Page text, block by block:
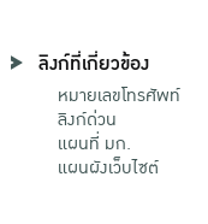
ลิงก์ที่เกี่ยวข้อง
หมายเลขโทรศัพท์
ลิงก์ด่วน
แผนที่ มก.
แผนผังเว็บไซต์